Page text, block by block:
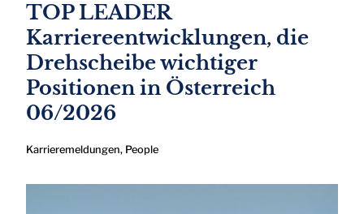
TOP LEADER
Karriereentwicklungen, die
Drehscheibe wichtiger
Positionen in Österreich
06/2026
Karrieremeldungen, People